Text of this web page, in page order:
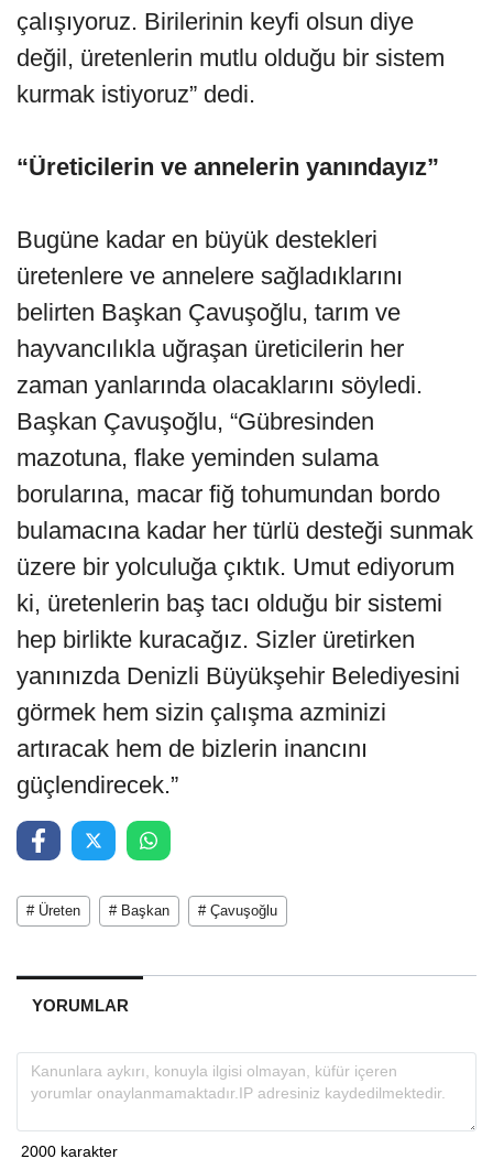
çalışıyoruz. Birilerinin keyfi olsun diye
değil, üretenlerin mutlu olduğu bir sistem
kurmak istiyoruz” dedi.
“Üreticilerin ve annelerin yanındayız”
Bugüne kadar en büyük destekleri
üretenlere ve annelere sağladıklarını
belirten Başkan Çavuşoğlu, tarım ve
hayvancılıkla uğraşan üreticilerin her
zaman yanlarında olacaklarını söyledi.
Başkan Çavuşoğlu, “Gübresinden
mazotuna, flake yeminden sulama
borularına, macar fiğ tohumundan bordo
bulamacına kadar her türlü desteği sunmak
üzere bir yolculuğa çıktık. Umut ediyorum
ki, üretenlerin baş tacı olduğu bir sistemi
hep birlikte kuracağız. Sizler üretirken
yanınızda Denizli Büyükşehir Belediyesini
görmek hem sizin çalışma azminizi
artıracak hem de bizlerin inancını
güçlendirecek.”
# Üreten # Başkan # Çavuşoğlu
YORUMLAR